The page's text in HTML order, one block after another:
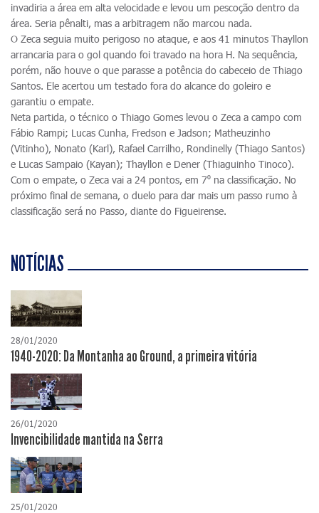
invadiria a área em alta velocidade e levou um pescoção dentro da
área. Seria pênalti, mas a arbitragem não marcou nada.
O Zeca seguia muito perigoso no ataque, e aos 41 minutos Thayllon
arrancaria para o gol quando foi travado na hora H. Na sequência,
porém, não houve o que parasse a potência do cabeceio de Thiago
Santos. Ele acertou um testado fora do alcance do goleiro e
garantiu o empate.
Neta partida, o técnico o Thiago Gomes levou o Zeca a campo com
Fábio Rampi; Lucas Cunha, Fredson e Jadson; Matheuzinho
(Vitinho), Nonato (Karl), Rafael Carrilho, Rondinelly (Thiago Santos)
e Lucas Sampaio (Kayan); Thayllon e Dener (Thiaguinho Tinoco).
Com o empate, o Zeca vai a 24 pontos, em 7⁰ na classificação. No
próximo final de semana, o duelo para dar mais um passo rumo à
classificação será no Passo, diante do Figueirense.
NOTÍCIAS
28/01/2020
1940-2020: Da Montanha ao Ground, a primeira vitória
26/01/2020
Invencibilidade mantida na Serra
25/01/2020